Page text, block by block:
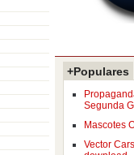
+Populares
Segunda
Mascotes
Vector